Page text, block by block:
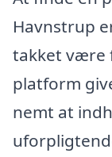
Havnstrup
takket være
platform
nemt at